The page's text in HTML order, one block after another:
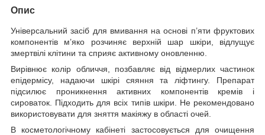
Опис
Універсальний засіб для вмивання на основі п’яти фруктових
компонентів м’яко розчиняє верхній шар шкіри, відлущує
змертвілі клітини та сприяє активному оновленню.
Вирівнює колір обличчя, позбавляє від відмерлих частинок
епідермісу, надаючи шкірі сяяння та ліфтингу. Препарат
підсилює проникнення активних компонентів кремів і
сироваток. Підходить для всіх типів шкіри. Не рекомендовано
використовувати для зняття макіяжу в області очей.
В косметологічному кабінеті застосовується для очищення